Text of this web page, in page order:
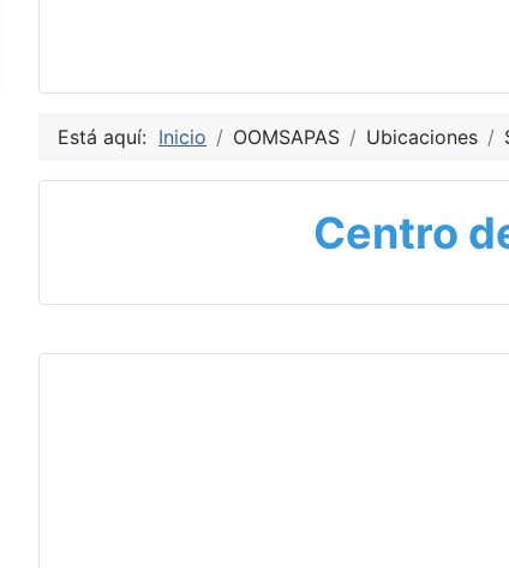
Está aquí: Inicio OOMSAPAS Ubicaciones
Centro